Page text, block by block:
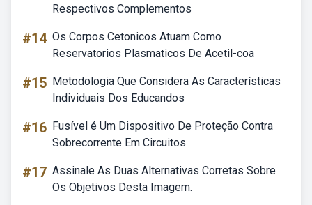
Respectivos Complementos
#14 Os Corpos Cetonicos Atuam Como
Reservatorios Plasmaticos De Acetil-coa
#15 Metodologia Que Considera As Características
Individuais Dos Educandos
#16 Fusível é Um Dispositivo De Proteção Contra
Sobrecorrente Em Circuitos
#17 Assinale As Duas Alternativas Corretas Sobre
Os Objetivos Desta Imagem.